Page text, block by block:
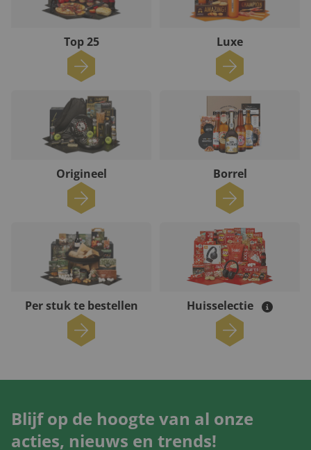
Top 25 Luxe
Origineel Borrel
Per stuk te bestellen Huisselectie
Blijf op de hoogte van al onze
acties, nieuws en trends!